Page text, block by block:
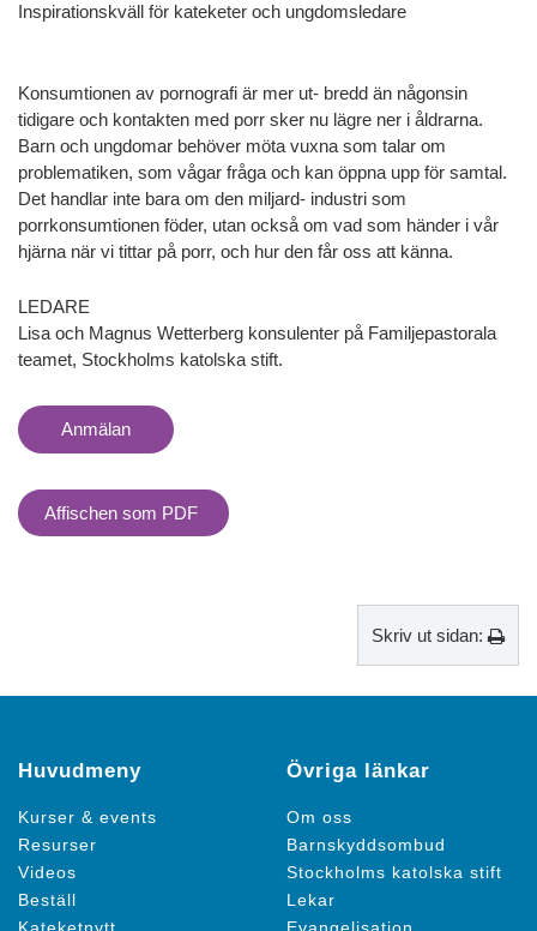
Inspirationskväll för kateketer och ungdomsledare
Konsumtionen av pornografi är mer ut- bredd än någonsin
tidigare och kontakten med porr sker nu lägre ner i åldrarna.
Barn och ungdomar behöver möta vuxna som talar om
problematiken, som vågar fråga och kan öppna upp för samtal.
Det handlar inte bara om den miljard- industri som
porrkonsumtionen föder, utan också om vad som händer i vår
hjärna när vi tittar på porr, och hur den får oss att känna.
LEDARE
Lisa och Magnus Wetterberg konsulenter på Familjepastorala
teamet, Stockholms katolska stift.
Anmälan
Affischen som PDF
Skriv ut sidan:
Huvudmeny
Kurser & events
Resurser
Videos
Beställ
Övriga länkar
Om oss
Barnskyddsombud
Stockholms katolska stift
Lekar